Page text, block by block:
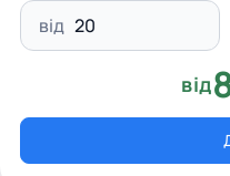
від
від